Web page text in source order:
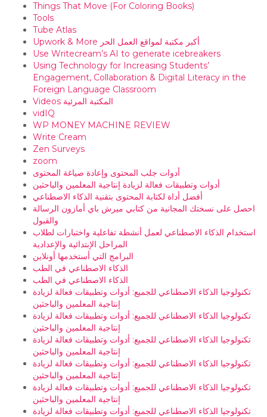
Things That Move (For Coloring Books)
Tools
Tube Atlas
Upwork & More أكبر مكتبة لمواقع العمل الحر
Use Writecream’s AI to generate icebreakers
Using Technology for Increasing Students’
Engagement, Collaboration & Digital Literacy in the
Foreign Language Classroom
Videos المكتبة المرئية
vidIQ
WP MONEY MACHINE REVIEW
Write Cream
Zen Surveys
zoom
أدوات جلب المحتوى وإعادة صياغة المحتوى
أدوات وتطبيقات فعالة لزيادة إنتاجية المعلمين والباحثين
أفضل أداة لكتابة المحتوى بتقنية الذكاء الاصطناعي
احصل على نسختك المجانية من كتابي ميرش باي أمازون الرسالة
والقبول
استخدام الذكاء الاصطناعي لعمل أنشطة تفاعلية واختبارات لطلاب
المراحل الإبتدائية والإعدادية
البرامج التي أستخدمها أونلاين
الذكاء الاصطناعي في الطب
الذكاء الاصطناعي في الطب
تكنولوجيا الذكاء الاصطناعي للجميع: أدوات وتطبيقات فعالة لزيادة
إنتاجية المعلمين والباحثين
تكنولوجيا الذكاء الاصطناعي للجميع: أدوات وتطبيقات فعالة لزيادة
إنتاجية المعلمين والباحثين
تكنولوجيا الذكاء الاصطناعي للجميع: أدوات وتطبيقات فعالة لزيادة
إنتاجية المعلمين والباحثين
تكنولوجيا الذكاء الاصطناعي للجميع: أدوات وتطبيقات فعالة لزيادة
إنتاجية المعلمين والباحثين
تكنولوجيا الذكاء الاصطناعي للجميع: أدوات وتطبيقات فعالة لزيادة
إنتاجية المعلمين والباحثين
تكنولوجيا الذكاء الاصطناعي للجميع: أدوات وتطبيقات فعالة لزيادة